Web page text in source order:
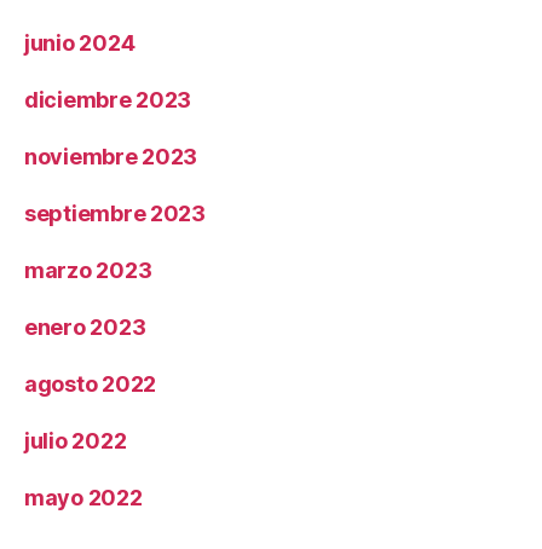
junio 2024
diciembre 2023
noviembre 2023
septiembre 2023
marzo 2023
enero 2023
agosto 2022
julio 2022
mayo 2022